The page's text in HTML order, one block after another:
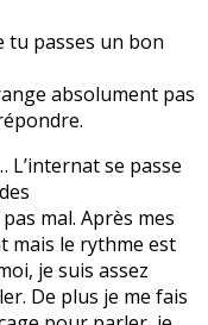
tu passes un bon
absolument pas
L’internat se passe
mal. Après mes
mais le rythme est
je suis assez
De plus je me fais